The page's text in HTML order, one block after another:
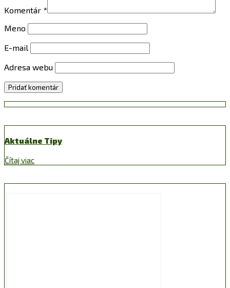
Komentár *
Meno
E-mail
Adresa webu
Aktuálne Tipy
Čítaj viac